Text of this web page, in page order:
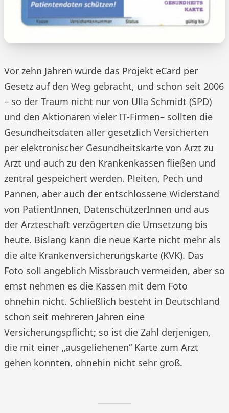
Vor zehn Jahren wurde das Projekt eCard per
Gesetz auf den Weg gebracht, und schon seit 2006
– so der Traum nicht nur von Ulla Schmidt (SPD)
und den Aktionären vieler IT-Firmen– sollten die
Gesundheitsdaten aller gesetzlich Versicherten
per elektronischer Gesundheitskarte von Arzt zu
Arzt und auch zu den Krankenkassen fließen und
zentral gespeichert werden. Pleiten, Pech und
Pannen, aber auch der entschlossene Widerstand
von PatientInnen, DatenschützerInnen und aus
der Ärzteschaft verzögerten die Umsetzung bis
heute. Bislang kann die neue Karte nicht mehr als
die alte Krankenversicherungskarte (KVK). Das
Foto soll angeblich Missbrauch vermeiden, aber so
ernst nehmen es die Kassen mit dem Foto
ohnehin nicht. Schließlich besteht in Deutschland
schon seit mehreren Jahren eine
Versicherungspflicht; so ist die Zahl derjenigen,
die mit einer „ausgeliehenen“ Karte zum Arzt
gehen könnten, ohnehin nicht sehr groß.